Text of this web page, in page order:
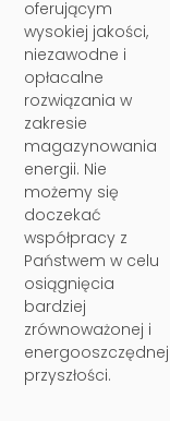
oferującym
wysokiej jakości,
niezawodne i
opłacalne
rozwiązania w
zakresie
magazynowania
energii. Nie
możemy się
doczekać
współpracy z
Państwem w celu
osiągnięcia
bardziej
zrównoważonej i
energooszczędnej
przyszłości.